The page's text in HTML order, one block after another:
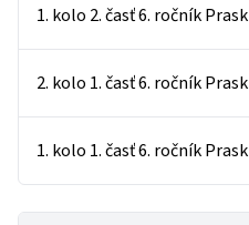
1. kolo 2. časť 6. ročník Prask
2. kolo 1. časť 6. ročník Prask
1. kolo 1. časť 6. ročník Prask